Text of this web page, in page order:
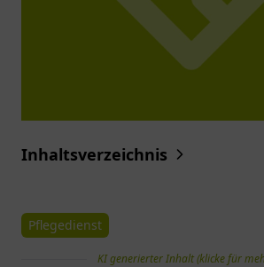
Inhaltsverzeichnis
Pflegedienst
KI generierter Inhalt (klicke für